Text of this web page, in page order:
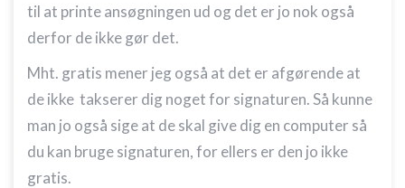
til at printe ansøgningen ud og det er jo nok også
derfor de ikke gør det.
Mht. gratis mener jeg også at det er afgørende at
de ikke takserer dig noget for signaturen. Så kunne
man jo også sige at de skal give dig en computer så
du kan bruge signaturen, for ellers er den jo ikke
gratis.